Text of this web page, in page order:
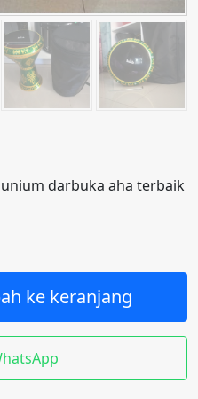
darbuka aha terbaik
ke keranjang